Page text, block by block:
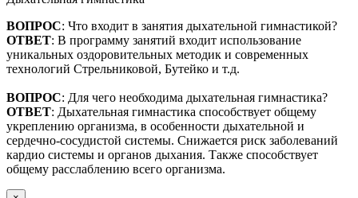
ВОПРОС: Что входит в занятия дыхательной гимнастикой?
ОТВЕТ: В программу занятий входит использование
уникальных оздоровительных методик и современных
технологий Стрельниковой, Бутейко и т.д.
ВОПРОС: Для чего необходима дыхательная гимнастика?
ОТВЕТ: Дыхательная гимнастика способствует общему
укреплению организма, в особенности дыхательной и
сердечно-сосудистой системы. Снижается риск заболеваний
кардио системы и органов дыхания. Также способствует
общему расслаблению всего организма.